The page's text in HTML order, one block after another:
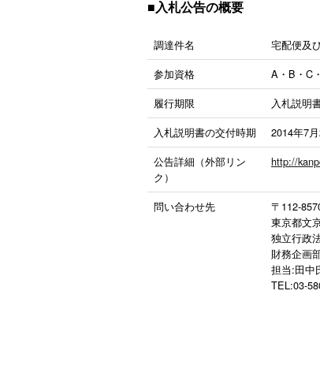
■入札公告の概要
調達件名
宅配便及
参加資格
A・B・C
履行期限
入札説明
入札説明書の交付時期
2014年7
公告詳細（外部リン
ク）
http://
問い合わせ先
〒112-
東京都文
独立行政
財務企画
担当:田中
TEL:03-